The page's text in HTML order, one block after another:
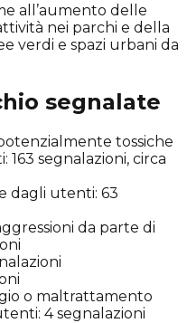
all’aumento delle
nei parchi e della
verdi e spazi urbani da
segnalate
tossiche
segnalazioni, circa
dagli utenti: 63
da parte di
o maltrattamento
4 segnalazioni